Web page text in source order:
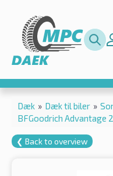
Dæk » Dæk til biler »
BFGoodrich Advantage
❮ Back to overview